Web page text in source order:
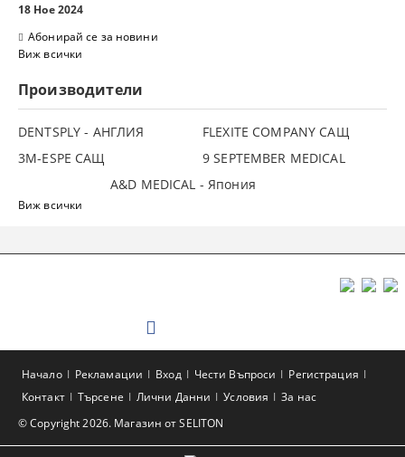
18 Ное 2024
Абонирай се за новини
Виж всички
Производители
DENTSPLY - АНГЛИЯ
FLEXITE COMPANY САЩ
3М-ESPE САЩ
9 SEPTEMBER MEDICAL
A&D MEDICAL - Япония
Виж всички
© Copyright 2026. Магазин от SELITON
Начало Рекламации Вход Чести Въпроси
Регистрация
Контакт
Търсене Лични Данни Условия За нас